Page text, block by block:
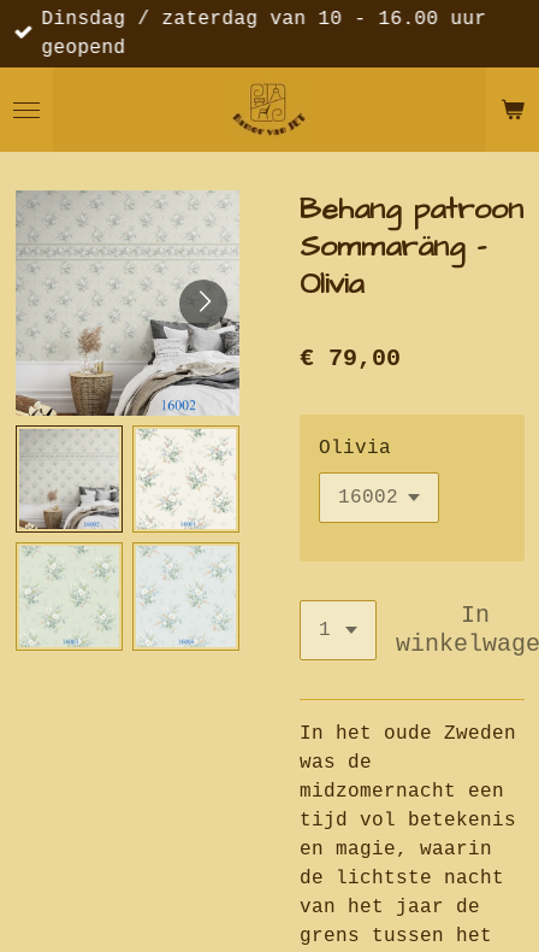
Ga
direct
de
Dinsdag / zaterdag van 10 - 16.00 uur
geopend
Behang patroon
Sommaräng -
Olivia
€ 79,00
Olivia
In
In het oude Zweden
was de
midzomernacht een
tijd vol betekenis
en magie, waarin
de lichtste nacht
van het jaar de
grens tussen het